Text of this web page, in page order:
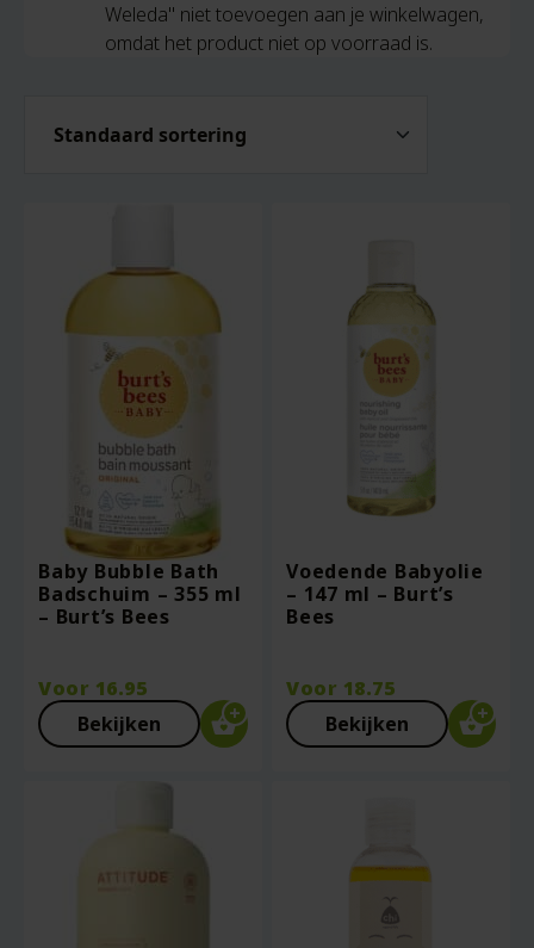
Weleda" niet toevoegen aan je winkelwagen,
omdat het product niet op voorraad is.
Baby Bubble Bath
Badschuim – 355 ml
– Burt’s Bees
Voor 16.95
Bekijken
Voedende Babyolie
– 147 ml – Burt’s
Bees
Voor 18.75
Bekijken